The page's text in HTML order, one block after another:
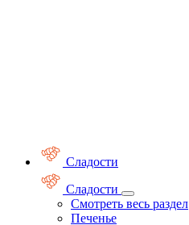
Сладости
Сладости
Смотреть весь раздел
Печенье